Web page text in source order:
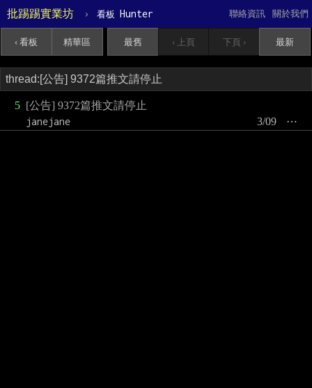
批踢踢實業坊 › 看板 Hunter 關於我們
聯絡資訊
‹ 看板 精華區 最舊 ‹ 上頁 下頁 › 最新
5 [公告] 9372篇推文請停止
janejane
⋯
3/09